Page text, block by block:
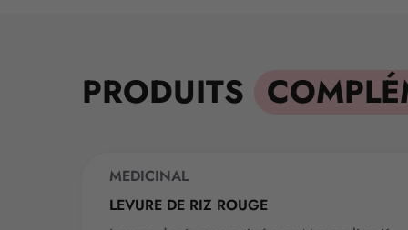
PRODUITS
NOUVEAUTÉ
MEDICINAL
LEVURE DE RIZ ROUGE